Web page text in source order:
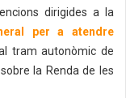
dirigides a la
per a atendre
tram autonòmic de
la Renda de les